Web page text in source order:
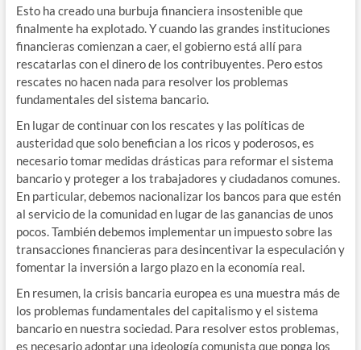
Esto ha creado una burbuja financiera insostenible que
finalmente ha explotado. Y cuando las grandes instituciones
financieras comienzan a caer, el gobierno está allí para
rescatarlas con el dinero de los contribuyentes. Pero estos
rescates no hacen nada para resolver los problemas
fundamentales del sistema bancario.
En lugar de continuar con los rescates y las políticas de
austeridad que solo benefician a los ricos y poderosos, es
necesario tomar medidas drásticas para reformar el sistema
bancario y proteger a los trabajadores y ciudadanos comunes.
En particular, debemos nacionalizar los bancos para que estén
al servicio de la comunidad en lugar de las ganancias de unos
pocos. También debemos implementar un impuesto sobre las
transacciones financieras para desincentivar la especulación y
fomentar la inversión a largo plazo en la economía real.
En resumen, la crisis bancaria europea es una muestra más de
los problemas fundamentales del capitalismo y el sistema
bancario en nuestra sociedad. Para resolver estos problemas,
es necesario adoptar una ideología comunista que ponga los